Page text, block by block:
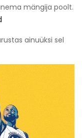
mängija poolt.
ainuüksi sel